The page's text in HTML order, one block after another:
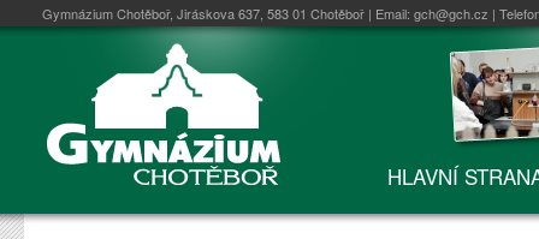
Gymnázium Chotěboř, Jiráskova 637, 583 01 Chotěboř | Email: gch@gch.cz |
HLAVNÍ